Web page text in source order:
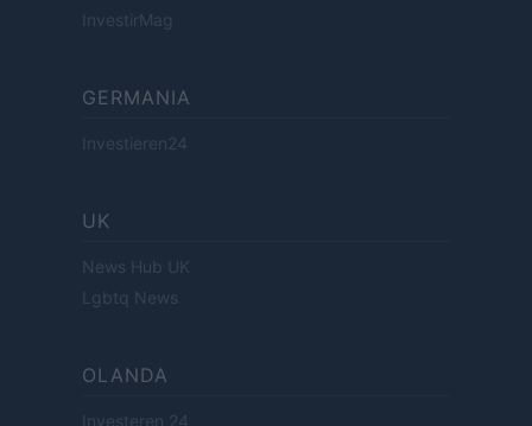
InvestirMag
GERMANIA
Investieren24
UK
News Hub UK
Lgbtq News
OLANDA
Investeren 24